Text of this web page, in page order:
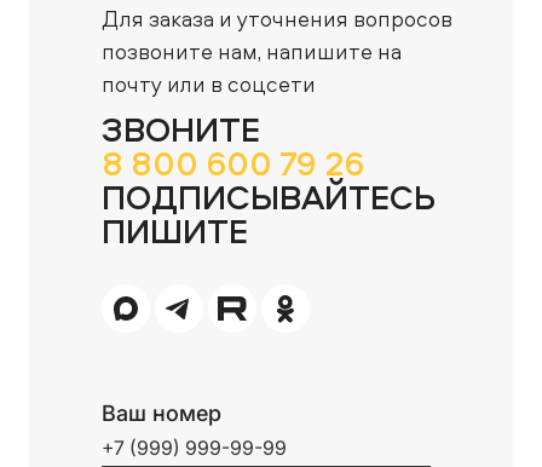
Для заказа и уточнения вопросов
позвоните нам, напишите на
почту или в соцсети
ЗВОНИТЕ
8 800 600 79 26
ПОДПИСЫВАЙТЕСЬ
ПИШИТЕ
Ваш номер